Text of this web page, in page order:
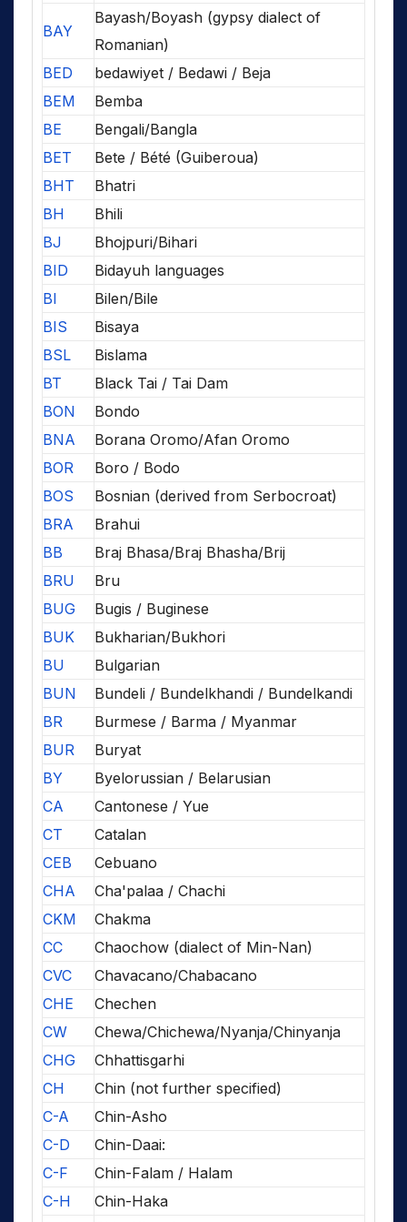
BAY
Bayash/Boyash (gypsy dialect of
Romanian)
BED
bedawiyet / Bedawi / Beja
BEM
Bemba
BE
Bengali/Bangla
BET
Bete / Bété (Guiberoua)
BHT
Bhatri
BH
Bhili
BJ
Bhojpuri/Bihari
BID
Bidayuh languages
BI
Bilen/Bile
BIS
Bisaya
BSL
Bislama
BT
Black Tai / Tai Dam
BON
Bondo
BNA
Borana Oromo/Afan Oromo
BOR
Boro / Bodo
BOS
Bosnian (derived from Serbocroat)
BRA
Brahui
BB
Braj Bhasa/Braj Bhasha/Brij
BRU
Bru
BUG
Bugis / Buginese
BUK
Bukharian/Bukhori
BU
Bulgarian
BUN
Bundeli / Bundelkhandi / Bundelkandi
BR
Burmese / Barma / Myanmar
BUR
Buryat
BY
Byelorussian / Belarusian
CA
Cantonese / Yue
CT
Catalan
CEB
Cebuano
CHA
Cha'palaa / Chachi
CKM
Chakma
CC
Chaochow (dialect of Min-Nan)
CVC
Chavacano/Chabacano
CHE
Chechen
CW
Chewa/Chichewa/Nyanja/Chinyanja
CHG
Chhattisgarhi
CH
Chin (not further specified)
C-A
Chin-Asho
C-D
Chin-Daai:
C-F
Chin-Falam / Halam
C-H
Chin-Haka